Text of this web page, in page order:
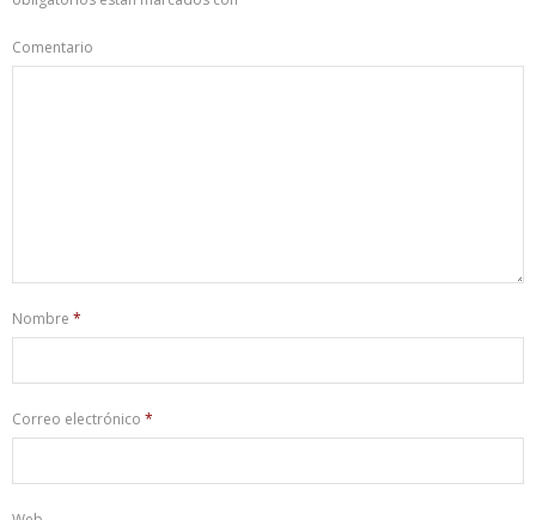
Comentario
Nombre *
Correo electrónico *